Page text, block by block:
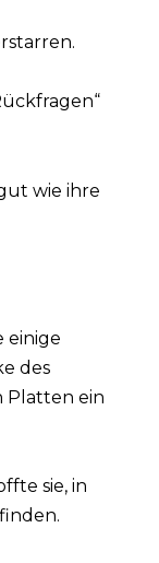
wie ihre
einige
des
Platten ein
sie, in